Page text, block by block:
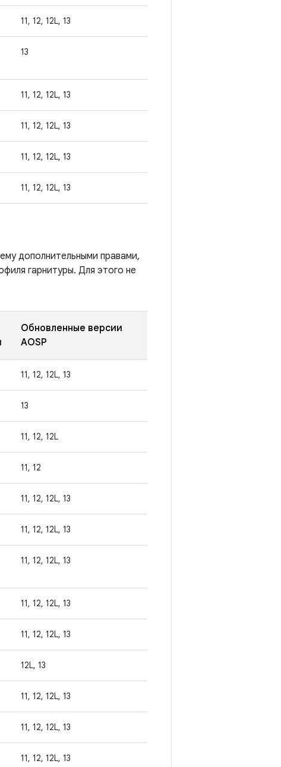
11, 12, 12L, 13
13
11, 12, 12L, 13
11, 12, 12L, 13
11, 12, 12L, 13
11, 12, 12L, 13
дополнительными правами,
гарнитуры. Для этого не
Обновленные версии
AOSP
11, 12, 12L, 13
13
11, 12, 12L
11, 12
11, 12, 12L, 13
11, 12, 12L, 13
11, 12, 12L, 13
11, 12, 12L, 13
11, 12, 12L, 13
12L, 13
11, 12, 12L, 13
11, 12, 12L, 13
11, 12, 12L, 13